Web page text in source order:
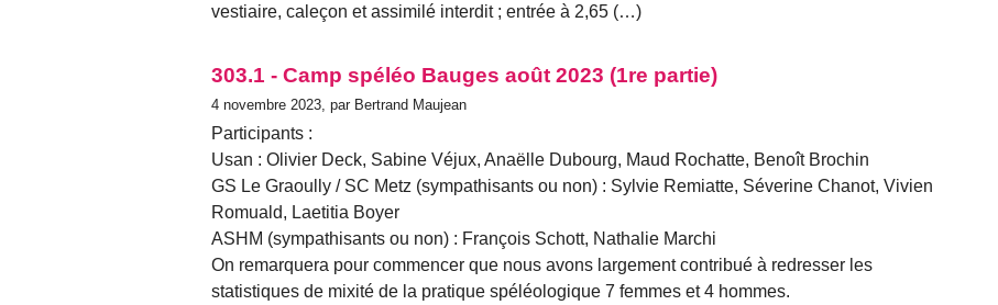
vestiaire, caleçon et assimilé interdit ; entrée à 2,65 (…)
303.1 - Camp spéléo Bauges août 2023 (1re partie)
4 novembre 2023, par Bertrand Maujean
Participants :
Usan : Olivier Deck, Sabine Véjux, Anaëlle Dubourg, Maud Rochatte, Benoît Brochin
GS Le Graoully / SC Metz (sympathisants ou non) : Sylvie Remiatte, Séverine Chanot, Vivien
Romuald, Laetitia Boyer
ASHM (sympathisants ou non) : François Schott, Nathalie Marchi
On remarquera pour commencer que nous avons largement contribué à redresser les
statistiques de mixité de la pratique spéléologique 7 femmes et 4 hommes.